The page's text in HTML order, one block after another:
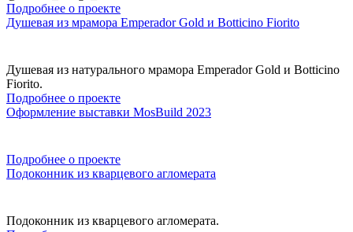
Подробнее о проекте
Душевая из мрамора Emperador Gold и Botticino Fiorito
Душевая из натурального мрамора Emperador Gold и Botticino
Fiorito.
Подробнее о проекте
Оформление выставки MosBuild 2023
Подробнее о проекте
Подоконник из кварцевого агломерата
Подоконник из кварцевого агломерата.